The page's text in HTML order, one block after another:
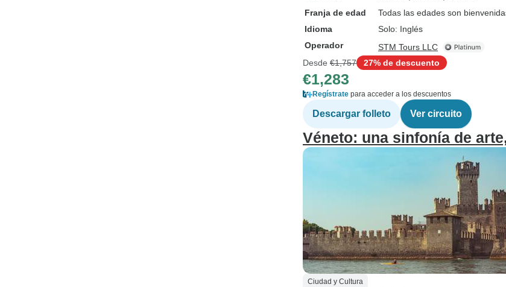
Franja de edad
Todas las edades son
Idioma
Solo: Inglés
Operador
STM Tours LLC
Desde €1,757 27% de descuento
€1,283
Regístrate para acceder a los descuentos
Descargar folleto Ver circuito
Véneto: una sinfonía de
Ciudad y Cultura